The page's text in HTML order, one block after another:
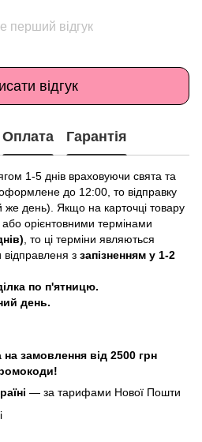
перший відгук
відгук
Оплата Гарантія
1-5 днів враховуючи свята та
до 12:00, то відправку
же день). Якщо на карточці товару
або орієнтовними термінами
, то ці терміни являються
з запізненням у 1-2
по п'ятницю.
день.
замовлення від 2500 грн
— за тарифами Нової Пошти